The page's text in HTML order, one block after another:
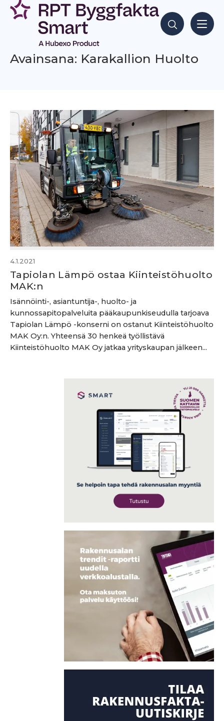
Siirry
sisältöön
Hae sisältöjä
Avainsana: Karakallion Huolto
4.1.2021
Tapiolan Lämpö ostaa Kiinteistöhuolto
MAK:n
Isännöinti-, asiantuntija-, huolto- ja
kunnossapitopalveluita pääkaupunkiseudulla tarjoava
Tapiolan Lämpö -konserni on ostanut Kiinteistöhuolto
MAK Oy:n. Yhteensä 30 henkeä työllistävä
Kiinteistöhuolto MAK Oy jatkaa yrityskaupan jälkeen...